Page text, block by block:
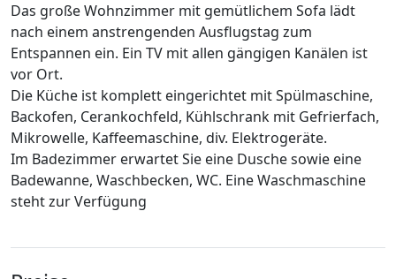
Das große Wohnzimmer mit gemütlichem Sofa lädt
nach einem anstrengenden Ausflugstag zum
Entspannen ein. Ein TV mit allen gängigen Kanälen ist
vor Ort.
Die Küche ist komplett eingerichtet mit Spülmaschine,
Backofen, Cerankochfeld, Kühlschrank mit Gefrierfach,
Mikrowelle, Kaffeemaschine, div. Elektrogeräte.
Im Badezimmer erwartet Sie eine Dusche sowie eine
Badewanne, Waschbecken, WC. Eine Waschmaschine
steht zur Verfügung